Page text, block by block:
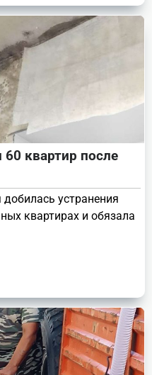
квартир после
устранения
квартирах и обязала